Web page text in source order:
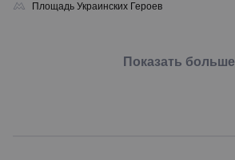
Площадь Украинских Героев
Показать больше